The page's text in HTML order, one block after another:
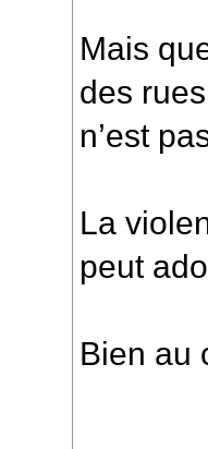
Mais
des
n’est
La
peut
Bien au